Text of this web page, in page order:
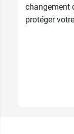
changement
protéger